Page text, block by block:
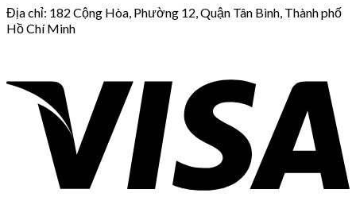
Địa chỉ: 182 Cộng Hòa, Phường 12, Quận Tân Bình, Thành phố
Hồ Chí Minh